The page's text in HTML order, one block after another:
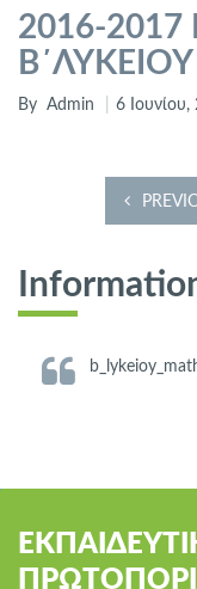
2016-2017
Β΄ΛΥΚΕΙΟΥ
By Admin 6 Ιουνίου,